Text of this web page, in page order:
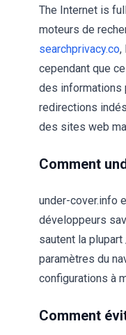
The Internet is
moteurs de
searchprivacy.co,
cependant que
des informations
redirections
des sites web
Comment
under-cover.info
développeurs
sautent la
paramètres du
configurations à
Comment